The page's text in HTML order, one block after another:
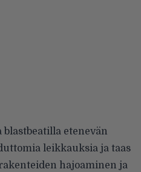
etenevän
leikkauksia ja taas
hajoaminen ja